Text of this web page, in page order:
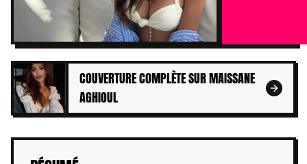
COUVERTURE COMPLÈTE SUR MAISSANE
AGHIOUL